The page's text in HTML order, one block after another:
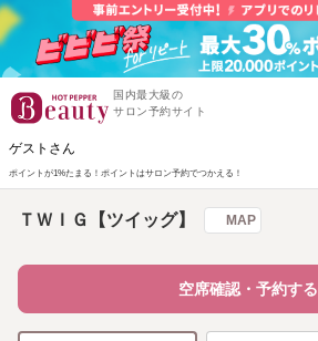
国内最大級の
サロン予約サイト
ゲストさん
ポイントが1%たまる！ ポイントはサロン予約でつかえる！
ＴＷＩＧ【ツイッグ】 MAP
空席確認・予約する